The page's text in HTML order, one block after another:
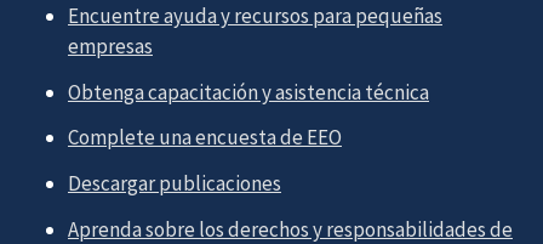
Encuentre ayuda y recursos para pequeñas
empresas
Obtenga capacitación y asistencia técnica
Complete una encuesta de EEO
Descargar publicaciones
Aprenda sobre los derechos y responsabilidades de